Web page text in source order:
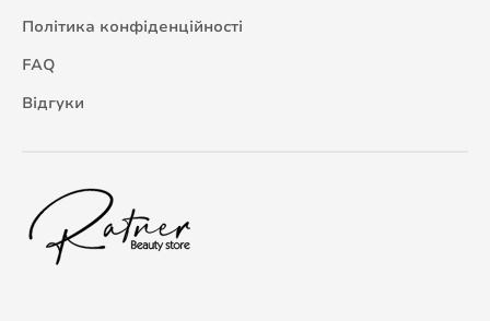
Політика конфіденційності
FAQ
Відгуки